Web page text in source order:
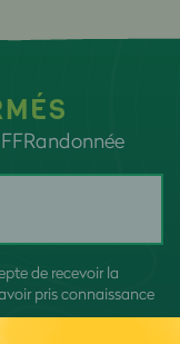
de recevoir la
pris connaissance